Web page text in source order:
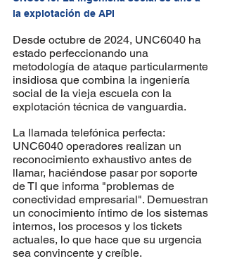
la explotación de API
Desde octubre de 2024, UNC6040 ha
estado perfeccionando una
metodología de ataque particularmente
insidiosa que combina la ingeniería
social de la vieja escuela con la
explotación técnica de vanguardia.
La llamada telefónica perfecta:
UNC6040 operadores realizan un
reconocimiento exhaustivo antes de
llamar, haciéndose pasar por soporte
de TI que informa "problemas de
conectividad empresarial". Demuestran
un conocimiento íntimo de los sistemas
internos, los procesos y los tickets
actuales, lo que hace que su urgencia
sea convincente y creíble.